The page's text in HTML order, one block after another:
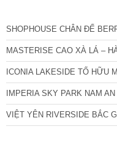
SHOPHOUSE CHÂN ĐẾ
MASTERISE CAO XÀ LÁ –
ICONIA LAKESIDE TỐ HỮU
IMPERIA SKY PARK NAM AN
VIỆT YÊN RIVERSIDE BẮC